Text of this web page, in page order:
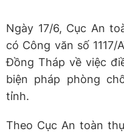
Ngày 17/6, Cục An
có Công văn số
Đồng Tháp về việc
biện pháp phòng
tỉnh.
Theo Cục An toàn